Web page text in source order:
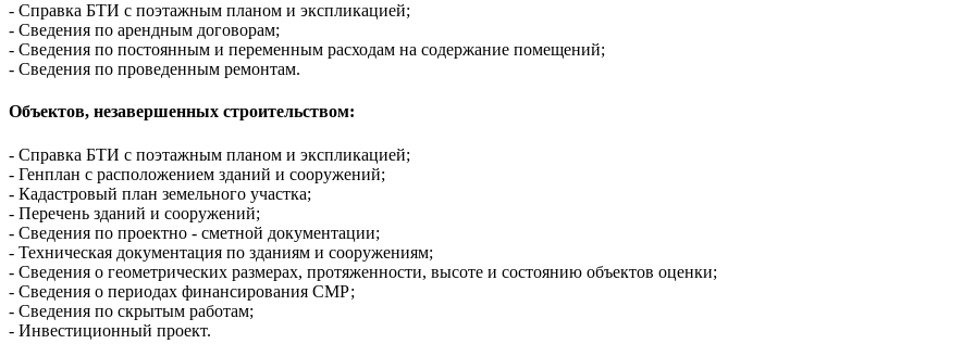
- Справка БТИ с поэтажным планом и экспликацией;
- Сведения по арендным договорам;
- Сведения по постоянным и переменным расходам на содержание помещений;
-​ Сведения по проведенным ремонтам.
Объектов, незавершенных строительством:
- Справка БТИ с поэтажным планом и экспликацией;
- Генплан с расположением зданий и сооружений;
-​ Кадастровый план земельного участка;
-​ Перечень зданий и сооружений;
-​ Сведения по проектно - сметной документации;
-​ Техническая документация по зданиям и сооружениям;
-​ Сведения о геометрических размерах, протяженности, высоте и состоянию объектов оценки;
-​ Сведения о периодах финансирования СМР;
-​ Сведения по скрытым работам;
-​ Инвестиционный проект.